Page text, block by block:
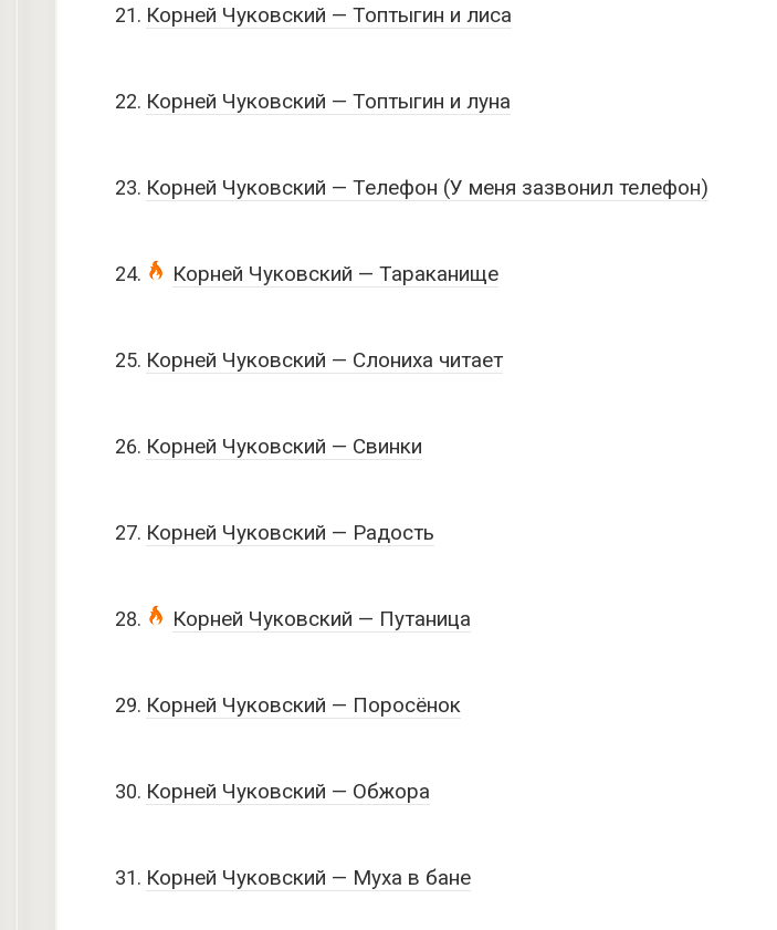
Корней Чуковский — Топтыгин и лиса
Корней Чуковский — Топтыгин и луна
Корней Чуковский — Телефон (У меня зазвонил телефон)
Корней Чуковский — Тараканище
Корней Чуковский — Слониха читает
Корней Чуковский — Свинки
Корней Чуковский — Радость
Корней Чуковский — Путаница
Корней Чуковский — Поросёнок
Корней Чуковский — Обжора
Корней Чуковский — Муха в бане